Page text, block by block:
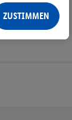
Ihr
Ihre
von
ZUSTIMMEN